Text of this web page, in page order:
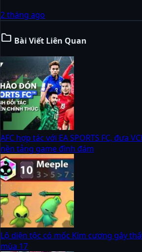
2 tháng ago
folder Bài Viết Liên Quan
AFC hợp tác với EA SPORTS FC, đưa
nền tảng game đình đám
Lộ diện tộc có mốc Kim cương gây
mùa 17